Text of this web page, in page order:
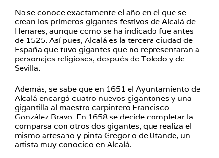
No se conoce exactamente el año en el que se
crean los primeros gigantes festivos de Alcalá de
Henares, aunque como se ha indicado fue antes
de 1525. Así pues, Alcalá es la tercera ciudad de
España que tuvo gigantes que no representaran a
personajes religiosos, después de Toledo y de
Sevilla.
Además, se sabe que en 1651 el Ayuntamiento de
Alcalá encargó cuatro nuevos gigantones y una
gigantilla al maestro carpintero Francisco
González Bravo. En 1658 se decide completar la
comparsa con otros dos gigantes, que realiza el
mismo artesano y pinta Gregorio de Utande, un
artista muy conocido en Alcalá.